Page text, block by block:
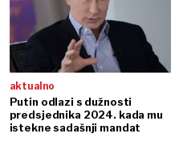
aktualno
Putin odlazi s dužnosti
predsjednika 2024. kada mu
istekne sadašnji mandat